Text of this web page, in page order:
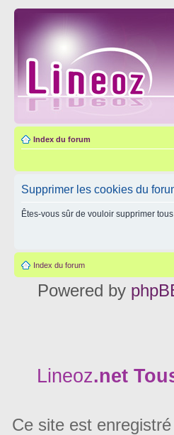
Index du forum
Supprimer les cookies du
Êtes-vous sûr de vouloir supprimer
Index du forum
Powered by
Lineoz.net
Ce site est